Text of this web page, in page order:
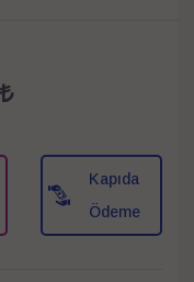
Kapıda
Ödeme